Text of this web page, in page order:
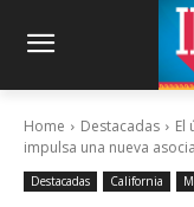
Home Destacadas
El
impulsa una nueva
Destacadas California